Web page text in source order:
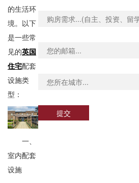
的生活环
境。以下
是一些常
见的英国
住宅配套
设施类
型：
一、
室内配套
设施
提交